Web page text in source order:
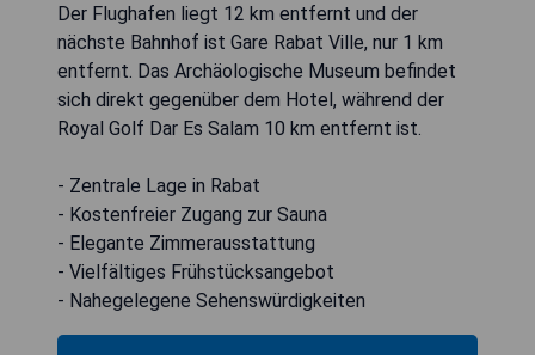
Der Flughafen liegt 12 km entfernt und der
nächste Bahnhof ist Gare Rabat Ville, nur 1 km
entfernt. Das Archäologische Museum befindet
sich direkt gegenüber dem Hotel, während der
Royal Golf Dar Es Salam 10 km entfernt ist.
- Zentrale Lage in Rabat
- Kostenfreier Zugang zur Sauna
- Elegante Zimmerausstattung
- Vielfältiges Frühstücksangebot
- Nahegelegene Sehenswürdigkeiten